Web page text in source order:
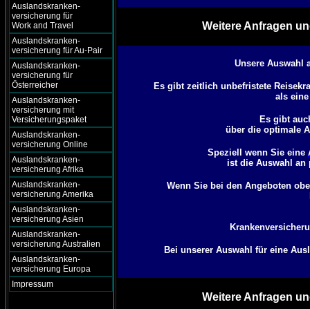
Auslandskranken-
versicherung für
Work and Travel
Auslandskranken-
versicherung für Au-Pair
Auslandskranken-
versicherung für
Österreicher
Auslandskranken-
versicherung mit
Versicherungspaket
Auslandskranken-
versicherung Online
Auslandskranken-
versicherung Afrika
Auslandskranken-
versicherung Amerika
Auslandskranken-
versicherung Asien
Auslandskranken-
versicherung Australien
Auslandskranken-
versicherung Europa
Impressum
Weitere Anfragen
Unsere Auswahl
Es gibt zeitlich unbefristete
als
Es gibt
über die optimale
Speziell wenn Sie eine
ist die Auswahl an
Wenn Sie bei den Angeboten
Bei unserer Auswahl für eine
Weitere Anfragen